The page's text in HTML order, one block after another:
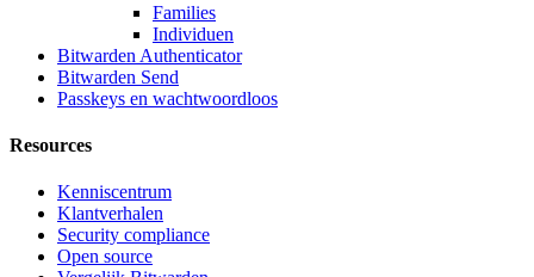
Families
Individuen
Bitwarden Authenticator
Bitwarden Send
Passkeys en wachtwoordloos
Resources
Kenniscentrum
Klantverhalen
Security compliance
Open source